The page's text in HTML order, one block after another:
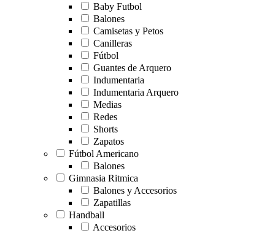
Baby Futbol
Balones
Camisetas y Petos
Canilleras
Fútbol
Guantes de Arquero
Indumentaria
Indumentaria Arquero
Medias
Redes
Shorts
Zapatos
Fútbol Americano
Balones
Gimnasia Ritmica
Balones y Accesorios
Zapatillas
Handball
Accesorios